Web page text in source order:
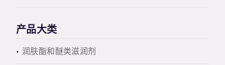
产品大类
润肤酯和醚类滋润剂